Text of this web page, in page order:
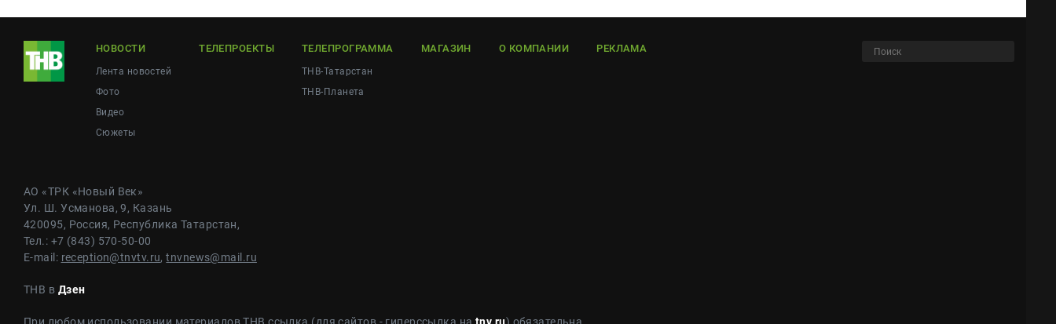
НОВОСТИ
Лента новостей
Фото
Видео
Сюжеты
ТЕЛЕПРОЕКТЫ ТЕЛЕПРОГРАММА
ТНВ-Татарстан
ТНВ-Планета
МАГАЗИН О КОМПАНИИ РЕКЛАМА
АО «ТРК «Новый Век»
Ул. Ш. Усманова, 9, Казань
420095, Россия, Республика Татарстан,
Тел.: +7 (843) 570-50-00
E-mail: reception@tnvtv.ru,tnvnews@mail.ru
ТНВ в Дзен